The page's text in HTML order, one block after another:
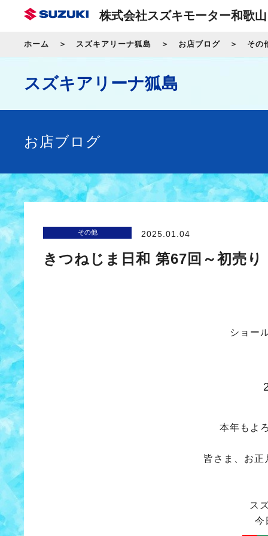
株式会社スズキモーター和歌山
ホーム スズキアリーナ狐島 お店ブログ その
スズキアリーナ狐島
お店ブログ
その他 2025.01.04
きつねじま日和 第67回～初売り
ショー
本年もよ
皆さま、お正
ス
今